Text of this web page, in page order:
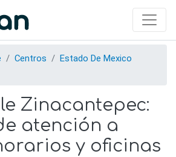
Centros
Estado De Mexico
Zinacantepec:
atención a
y oficinas